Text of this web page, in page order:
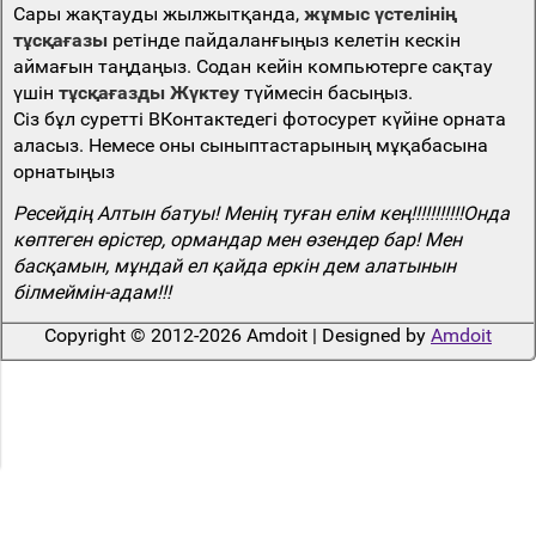
Сары жақтауды жылжытқанда, жұмыс үстелінің
тұсқағазыретінде пайдаланғыңыз келетін кескін
аймағын таңдаңыз. Содан кейін компьютерге сақтау
үшін тұсқағазды Жүктеутүймесін басыңыз.
Сіз бұл суретті ВКонтактедегі фотосурет күйіне орната
аласыз. Немесе оны сыныптастарының мұқабасына
орнатыңыз
Ресейдің Алтын батуы! Менің туған елім кең!!!!!!!!!!!Онда
көптеген өрістер, ормандар мен өзендер бар! Мен
басқамын, мұндай ел қайда еркін дем алатынын
білмеймін-адам!!!
Copyright © 2012-2026 Amdoit | Designed by Amdoit